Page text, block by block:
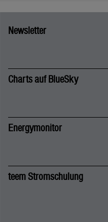
Newsletter
Charts auf BlueSky
Energymonitor
teem Stromschulung